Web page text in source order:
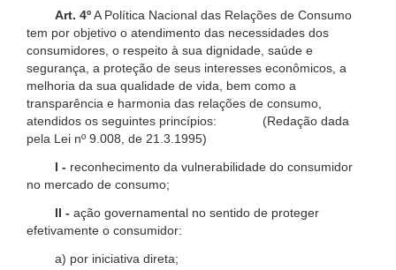
Art. 4ºA Política Nacional das Relações de Consumo
tem por objetivo o atendimento das necessidades dos
consumidores, o respeito à sua dignidade, saúde e
segurança, a proteção de seus interesses econômicos, a
melhoria da sua qualidade de vida, bem como a
transparência e harmonia das relações de consumo,
atendidos os seguintes princípios: (Redação dada
pela Lei nº 9.008, de 21.3.1995)
I - reconhecimento da vulnerabilidade do consumidor
no mercado de consumo;
II - ação governamental no sentido de proteger
efetivamente o consumidor:
a) por iniciativa direta;